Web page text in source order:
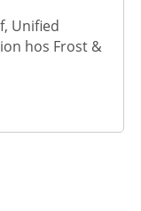
Unified
hos Frost &